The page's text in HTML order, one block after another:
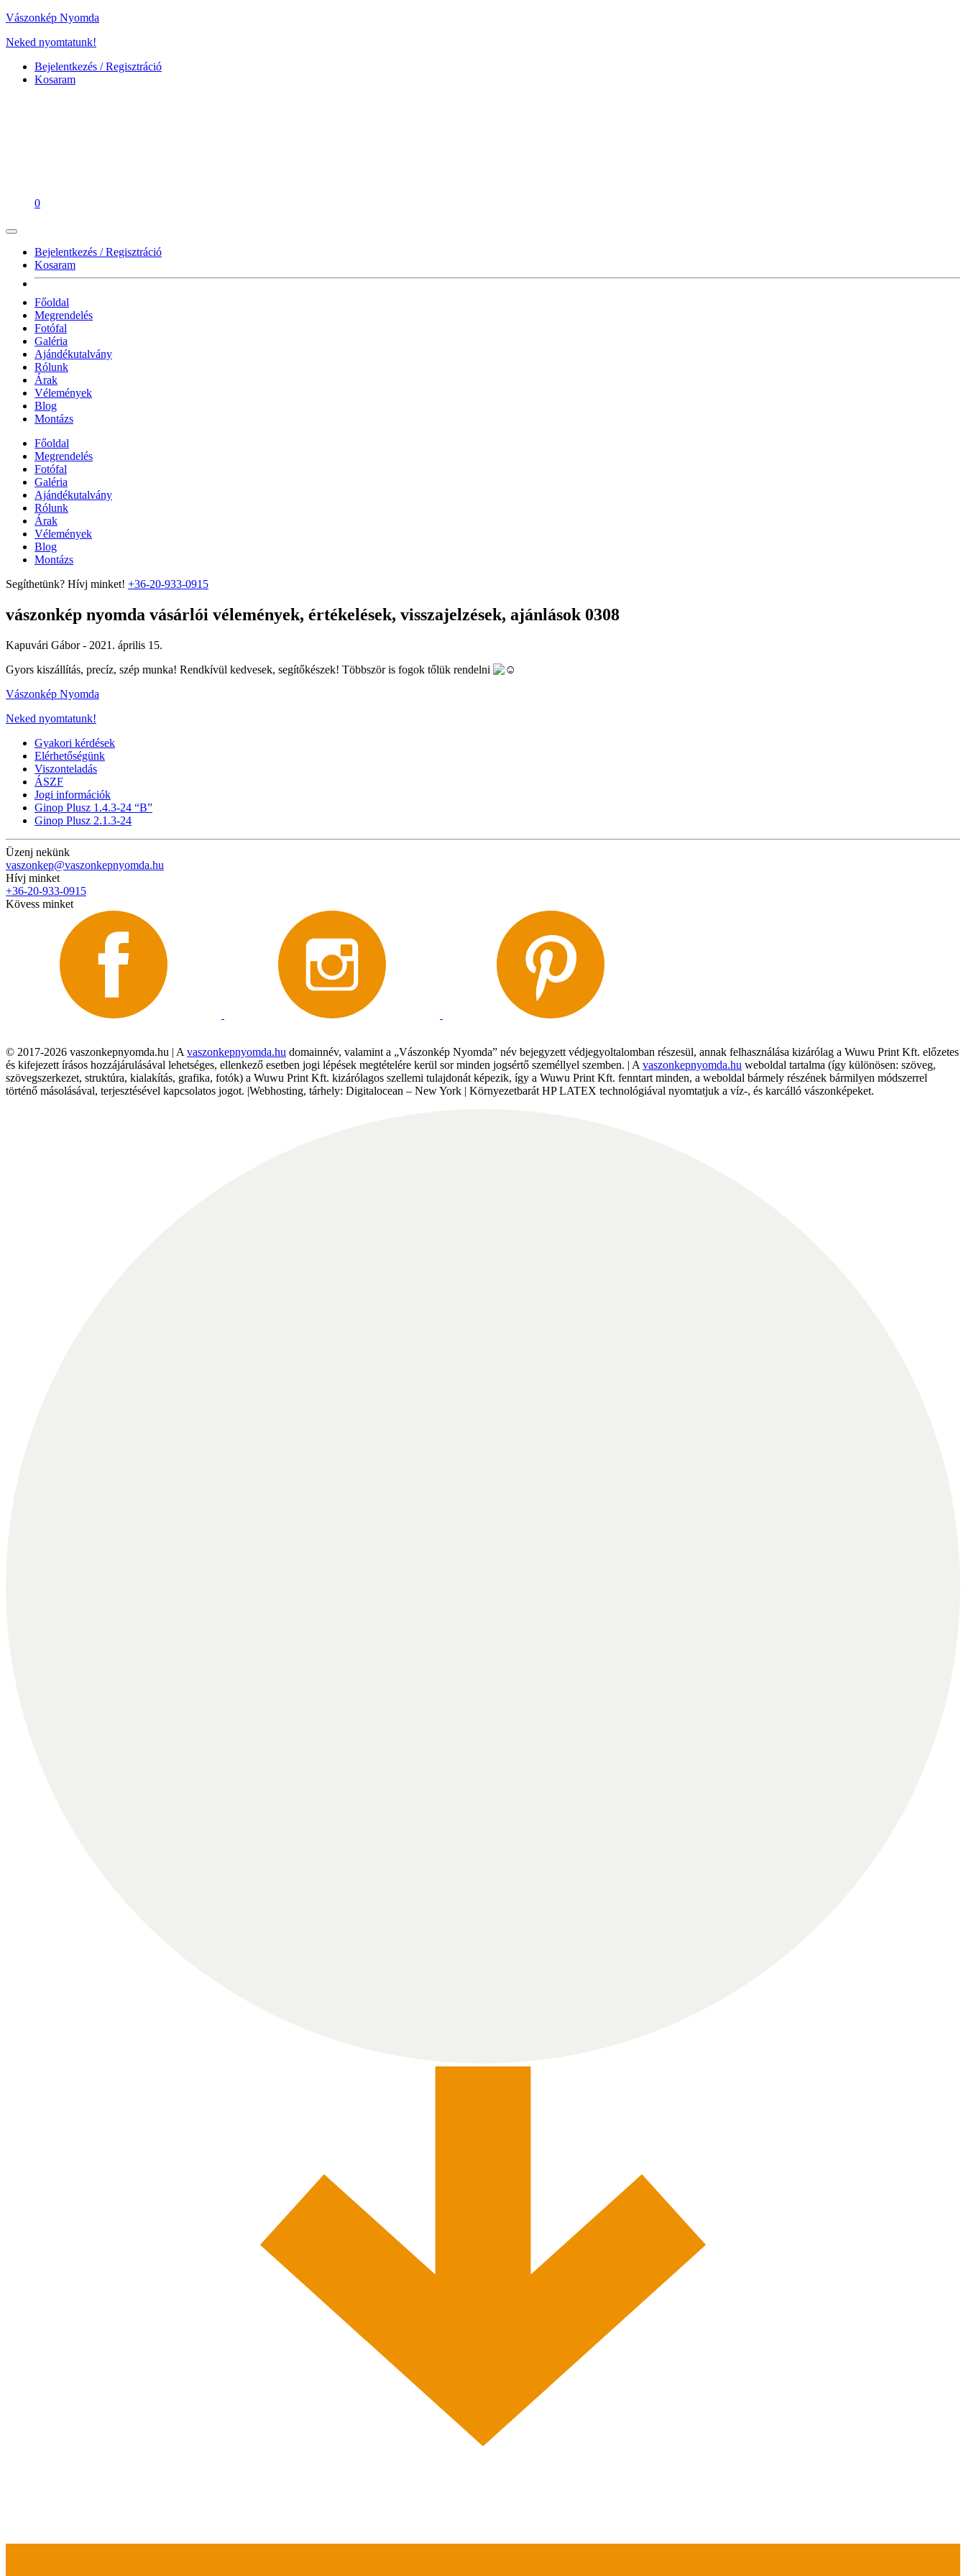
Vászonkép Nyomda
Neked nyomtatunk!
Bejelentkezés / Regisztráció
Kosaram
0
Bejelentkezés / Regisztráció
Kosaram
Főoldal
Megrendelés
Fotófal
Galéria
Ajándékutalvány
Rólunk
Árak
Vélemények
Blog
Montázs
Főoldal
Megrendelés
Fotófal
Galéria
Ajándékutalvány
Rólunk
Árak
Vélemények
Blog
Montázs
Segíthetünk? Hívj minket! +36-20-933-0915
vászonkép nyomda vásárlói vélemények, értékelések, visszajelzések, ajánlások 0308
Kapuvári Gábor - 2021. április 15.
Gyors kiszállítás, precíz, szép munka! Rendkívül kedvesek, segítőkészek! Többször is fogok tőlük rendelni
Vászonkép Nyomda
Neked nyomtatunk!
Gyakori kérdések
Elérhetőségünk
Viszonteladás
ÁSZF
Jogi információk
Ginop Plusz 1.4.3-24 “B”
Ginop Plusz 2.1.3-24
Üzenj nekünk
vaszonkep@vaszonkepnyomda.hu
Hívj minket
+36-20-933-0915
Kövess minket
© 2017-2026 vaszonkepnyomda.hu | A vaszonkepnyomda.hu domainnév, valamint a „Vászonkép Nyomda” név bejegyzett védjegyoltalomban részesül, annak felhasználása kizárólag a Wuwu Print Kft. előzetes
és kifejezett írásos hozzájárulásával lehetséges, ellenkező esetben jogi lépések megtételére kerül sor minden jogsértő személlyel szemben. | A vaszonkepnyomda.hu weboldal tartalma (így különösen: szöveg,
szövegszerkezet, struktúra, kialakítás, grafika, fotók) a Wuwu Print Kft. kizárólagos szellemi tulajdonát képezik, így a Wuwu Print Kft. fenntart minden, a weboldal bármely részének bármilyen módszerrel
történő másolásával, terjesztésével kapcsolatos jogot. |Webhosting, tárhely: Digitalocean – New York | Környezetbarát HP LATEX technológiával nyomtatjuk a víz-, és karcálló vászonképeket.